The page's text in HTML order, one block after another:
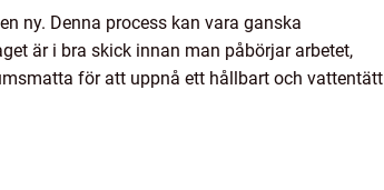
ny. Denna process kan vara ganska
är i bra skick innan man påbörjar arbetet,
för att uppnå ett hållbart och vattentätt